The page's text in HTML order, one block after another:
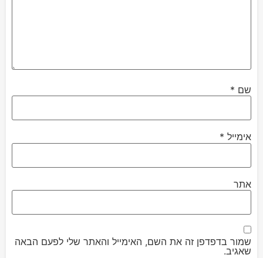
שם *
אימייל *
אתר
שמור בדפדפן זה את השם, האימייל והאתר שלי לפעם הבאה
שאגיב.